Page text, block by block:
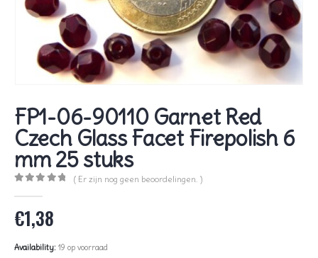
FP1-06-90110 Garnet Red
Czech Glass Facet Firepolish 6
mm 25 stuks
( Er zijn nog geen beoordelingen. )
€1,38
Availability: 19 op voorraad